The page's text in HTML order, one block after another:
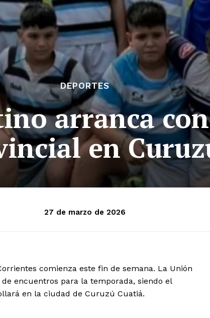
DEPORTES
arranca
en
27 de marzo de 2026
comienza este fin de semana. La Unión
encuentros para la temporada, siendo el
en la ciudad de Curuzú Cuatiá.